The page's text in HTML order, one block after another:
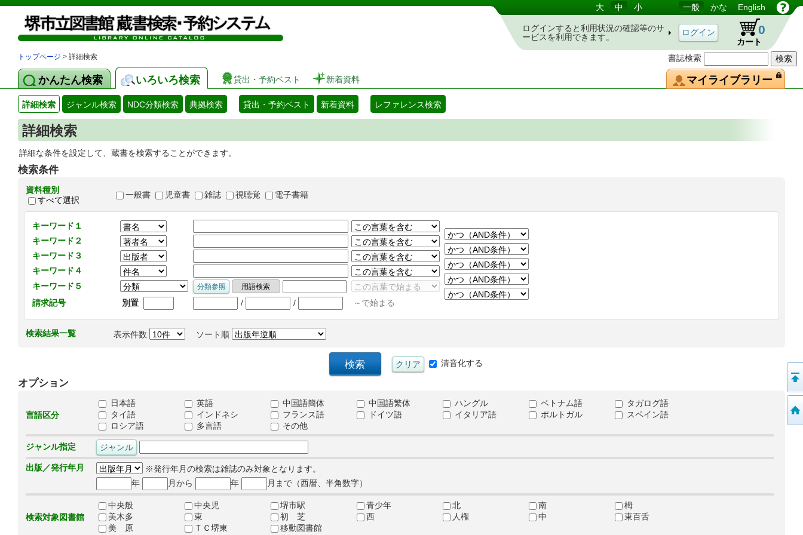
図書館 蔵書検索・予約システム
書誌検索
大 中 小 一般 かな English
ログインすると利用状況の確認等のサ
ービスを利用できます。
カート
0
トップページ > 詳細検索
かんたん検索 いろいろ検索 貸出・予約ベスト 新着資料 マイライブラリー
詳細検索 ジャンル検索 NDC分類検索 典拠検索 貸出・予約ベスト 新着資料 レファレンス検索
詳細検索
詳細な条件を設定して、蔵書を検索することができます。
検索条件
資料種別
すべて選択
一般書 児童書 雑誌 視聴覚 電子書籍
キーワード１
キーワード２
キーワード３
キーワード４
キーワード５
請求記号
別置 / / ～で始まる
検索結果一覧 表示件数 ソート順
清音化する
オプション
言語区分
日本語 英語 中国語簡体 中国語繁体 ハングル ベトナム語
タガログ語
タイ語
インドネシ フランス語 ドイツ語 イタリア語 ポルトガル
スペイン語
ロシア語
多言語 その他
ジャンル指定
出版／発行年月
※発行年月の検索は雑誌のみ対象となります。
年
月から 年 月まで（西暦、半角数字）
検索対象図書館
中央般 中央児 堺市駅 青少年 北 南
栂
美木多
東 初 芝 西 人権 中
東百舌
美 原
ＴＣ堺東 移動図書館